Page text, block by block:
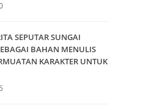
SEPUTAR SUNGAI
BAHAN MENULIS
KARAKTER UNTUK